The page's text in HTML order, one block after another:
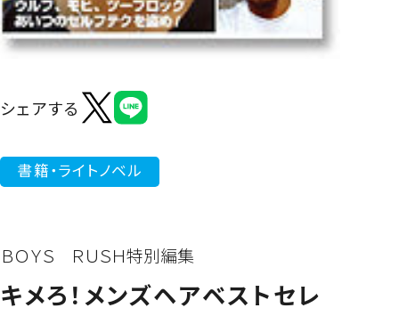
シェアする
書籍・ライトノベル
ＢＯＹＳ ＲＵＳＨ特別編集
キメろ！メンズヘアベストセレ